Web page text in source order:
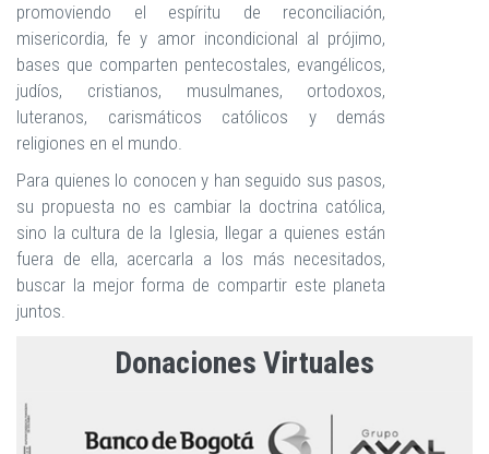
promoviendo el espíritu de reconciliación,
misericordia, fe y amor incondicional al prójimo,
bases que comparten pentecostales, evangélicos,
judíos, cristianos, musulmanes, ortodoxos,
luteranos, carismáticos católicos y demás
religiones en el mundo.
Para quienes lo conocen y han seguido sus pasos,
su propuesta no es cambiar la doctrina católica,
sino la cultura de la Iglesia, llegar a quienes están
fuera de ella, acercarla a los más necesitados,
buscar la mejor forma de compartir este planeta
juntos.
Donaciones Virtuales